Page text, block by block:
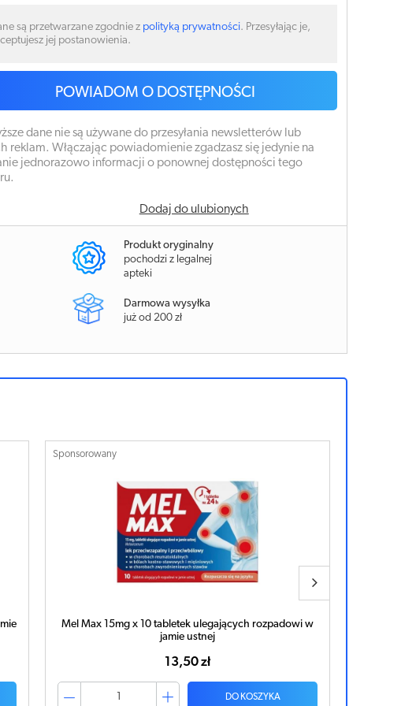
są przetwarzane zgodnie z polityką prywatności. Przesyłając je,
jej postanowienia.
POWIADOM O DOSTĘPNOŚCI
dane nie są używane do przesyłania newsletterów lub
reklam. Włączając powiadomienie zgadzasz się jedynie na
jednorazowo informacji o ponownej dostępności tego
Dodaj do ulubionych
Produkt oryginalny
pochodzi z legalnej
apteki
Darmowa wysyłka
już od 200 zł
Sponsorowany
Mel Max 15mg x 10 tabletek ulegających rozpadowi w
jamie ustnej
13,50 zł
DO KOSZYKA